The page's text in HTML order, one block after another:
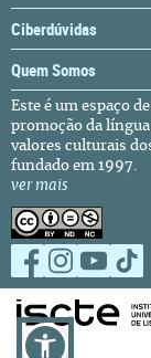
Ciberdúvidas
Quem Somos
Este é um espaço
promoção da
valores culturais
fundado em 1997.
ver mais